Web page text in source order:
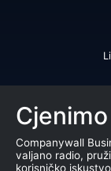
Companywall
valjano radio,
korisničko